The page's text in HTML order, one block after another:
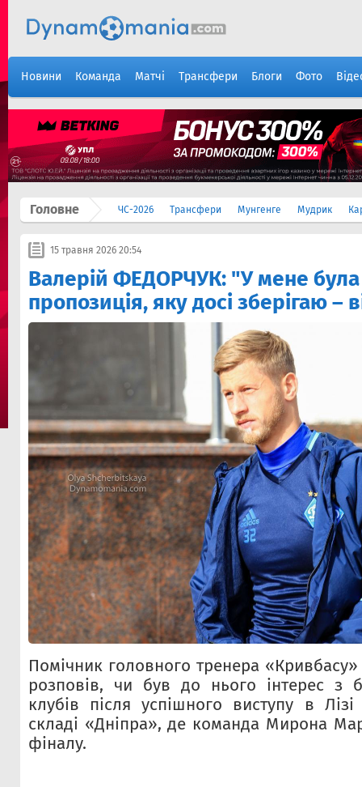
Новини Команда Матчі Трансфери Блоги Фото
Головне ЧС-2026 Трансфери Мунгенге Мудрик
15 травня 2026 20:54
Валерій ФЕДОРЧУК: "У мене
пропозиція, яку досі зберігаю –
Помічник головного тренера
розповів, чи був до нього інтерес з
клубів після успішного виступу в
складі «Дніпра», де команда Мирона
фіналу.